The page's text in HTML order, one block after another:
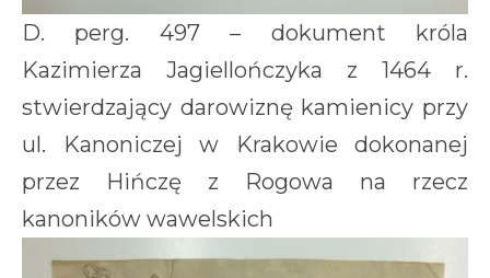
D. perg. 497 – dokument króla
Kazimierza Jagiellończyka z 1464 r.
stwierdzający darowiznę kamienicy przy
ul. Kanoniczej w Krakowie dokonanej
przez Hińczę z Rogowa na rzecz
kanoników wawelskich